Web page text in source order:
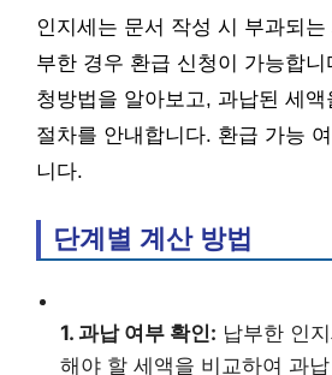
인지세는 문서 작성 시 부과되
부한 경우 환급 신청이 가능합
청방법을 알아보고, 과납된 세
절차를 안내합니다. 환급 가능
니다.
단계별 계산 방법
1. 과납 여부 확인: 납부한 인
해야 할 세액을 비교하여 과